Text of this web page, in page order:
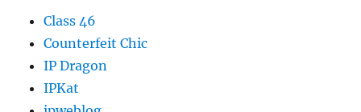
Class 46
Counterfeit Chic
IP Dragon
IPKat